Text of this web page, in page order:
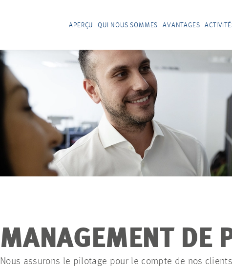
APERÇU QUI NOUS SOMMES AVANTAGES
MANAGEMENT DE
Nous assurons le pilotage pour le compte de nos